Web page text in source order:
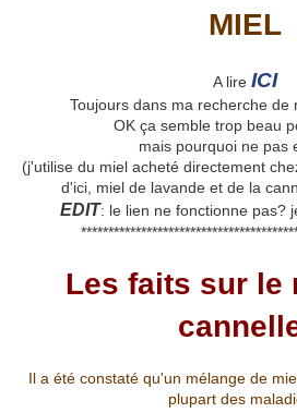
MIEL
A lire ICI
Toujours dans ma recherche de
OK ça semble trop beau
mais pourquoi ne pas
(j'utilise du miel acheté directement
d'ici, miel de lavande et de la
EDIT: le lien ne fonctionne pas?
Les faits sur le
Il a été constaté qu'un mélange de
plupart des